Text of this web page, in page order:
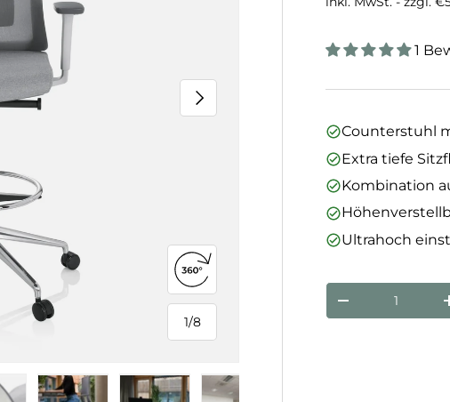
1/
von
8
Nächste
360°-Ansicht öffnen
1
Counterstuhl
Extra tiefe
Kombination
Ultrahoch
Anzahl
Menge